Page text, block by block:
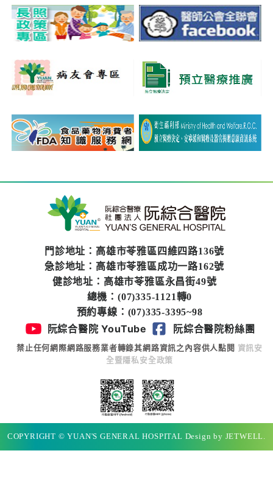
門診地址：高雄市苓雅區四維四路136號
急診地址：高雄市苓雅區成功一路162號
健診地址：高雄市苓雅區永昌街49號
總機：(07)335-1121轉0
預約專線：(07)335-3395~98
阮綜合醫院 YouTube 阮綜合醫院粉絲團
禁止任何網際網路服務業者轉錄其網路資訊之內容供人點閱 資訊安
全暨隱私安全政策
COPYRIGHT © YUAN'S GENERAL HOSPITAL Design by JETWELL.